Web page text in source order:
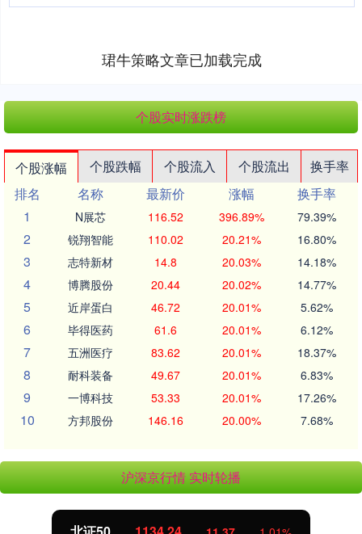
珺牛策略文章已加载完成
个股实时涨跌榜
个股涨幅 个股跌幅 个股流入 个股流出
换手率
排名
名称 最新价 涨幅
换手率
1
N展芯 116.52 396.89% 79.39%
2 锐翔智能 110.02 20.21% 16.80%
3 志特新材 14.8 20.03% 14.18%
4 博腾股份 20.44 20.02% 14.77%
5 近岸蛋白 46.72 20.01% 5.62%
6 毕得医药 61.6 20.01% 6.12%
7 五洲医疗 83.62 20.01% 18.37%
8 耐科装备 49.67 20.01% 6.83%
9 一博科技 53.33 20.01% 17.26%
10 方邦股份 146.16 20.00% 7.68%
沪深京行情 实时轮播